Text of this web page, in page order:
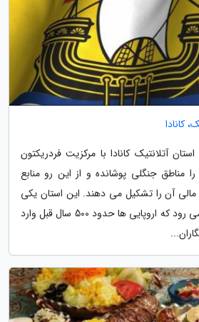
کانادا
آتلانتیک کانادا با مرکزیت فردریکتون
جنگلی پوشانده و از این رو منابع
آن را تشکیل می دهند. این استان یکی
از اولین مناطقی به شمار می رود که اروپایی ها حدود 500 سال قبل وارد